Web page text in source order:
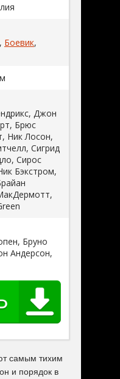
, Боевик,
Джон
Брюс
Ник Лосон,
Сигрид
Сирос
Бэкстром,
Бруно
Андерсон,
самым тихим
и порядок в